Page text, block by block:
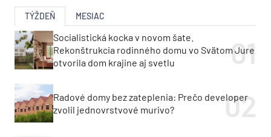
TÝŽDEŇ MESIAC
Socialistická kocka v novom šate.
Rekonštrukcia rodinného domu vo Svätom Jure
otvorila dom krajine aj svetlu
Radové domy bez zateplenia: Prečo developer
zvolil jednovrstvové murivo?